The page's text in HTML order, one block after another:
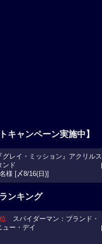
キャンペーン実施中】
『グレイ・ミッション』アクリルス
ンド
様 [〆8/16(日)]
ンキング
スパイダーマン：ブランド・
ュー・デイ